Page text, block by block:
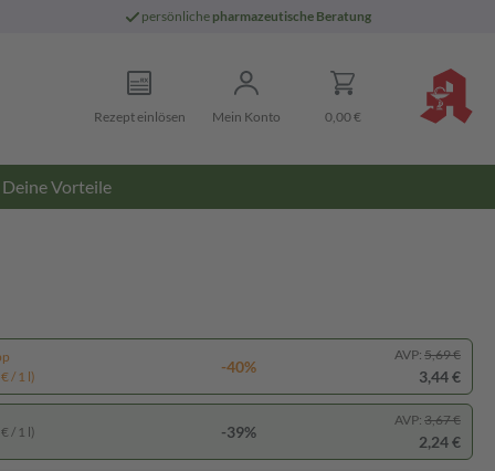
persönliche pharmazeutische Beratung
Rezept einlösen Mein Konto 0,00 €
Deine Vorteile
/ 1 l)
-40%
AVP: 5,69 €
3,44 €
/ 1 l) -39%
AVP: 3,67 €
2,24 €